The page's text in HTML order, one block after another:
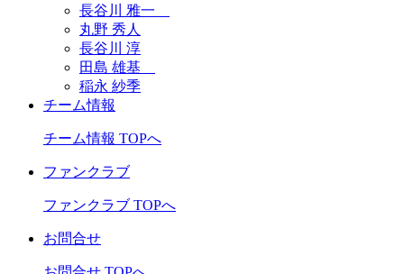
長谷川 雅一
丸野 秀人
長谷川 淳
田島 雄基
稲永 紗季
チーム情報
チーム情報 TOPへ
ファンクラブ
ファンクラブ TOPへ
お問合せ